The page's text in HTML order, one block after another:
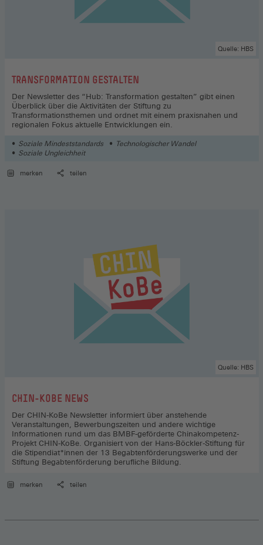
:
TRANSFORMATION GESTALTEN
Der Newsletter des “Hub: Transformation gestalten” gibt einen
Überblick über die Aktivitäten der Stiftung zu
Transformationsthemen und ordnet mit einem praxisnahen und
regionalen Fokus aktuelle Entwicklungen ein.
Quelle: HBS
Soziale Mindeststandards
Technologischer Wandel
Soziale Ungleichheit
merken teilen
:CHIN-KOBE NEWS
Der CHIN-KoBe Newsletter informiert über anstehende
Veranstaltungen, Bewerbungszeiten und andere wichtige
Informationen rund um das BMBF-geförderte Chinakompetenz-
Projekt CHIN-KoBe. Organisiert von der Hans-Böckler-Stiftung für
die Stipendiat*innen der 13 Begabtenförderungswerke und der
Stiftung Begabtenförderung berufliche Bildung.
Quelle: HBS
merken teilen